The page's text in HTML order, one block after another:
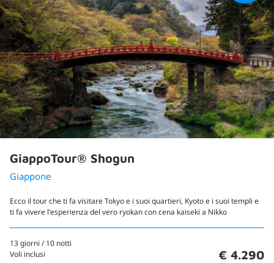
GiappoTour® Shogun
Giappone
Ecco il tour che ti fa visitare Tokyo e i suoi quartieri, Kyoto e i suoi templi e
ti fa vivere l'esperienza del vero ryokan con cena kaiseki a Nikko
13 giorni / 10 notti
Voli inclusi
€ 4.290